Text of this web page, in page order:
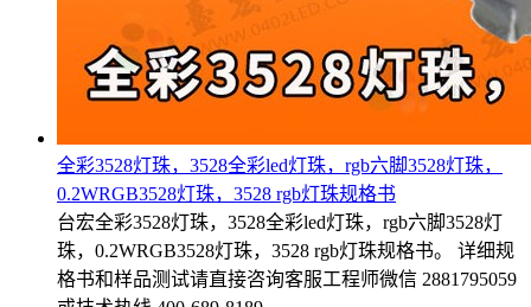
全彩3528灯珠，3528全彩led灯珠，rgb六脚3528灯珠，
0.2WRGB3528灯珠，3528 rgb灯珠规格书
台宏全彩3528灯珠，3528全彩led灯珠，rgb六脚3528灯
珠，0.2WRGB3528灯珠，3528 rgb灯珠规格书。 详细规
格书和样品测试请直接咨询客服工程师微信 2881795059